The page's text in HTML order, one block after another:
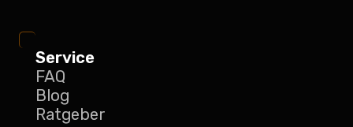
Service
FAQ
Blog
Ratgeber